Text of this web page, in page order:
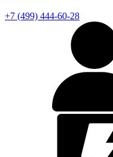
+7 (499) 444-60-28